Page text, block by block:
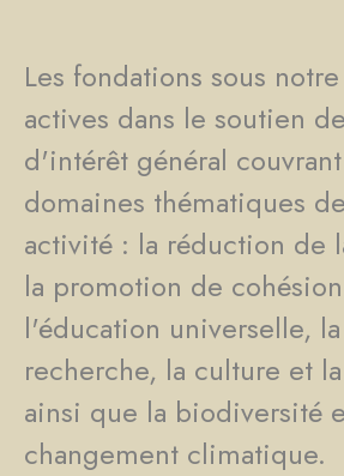
Les fondations sous
actives dans le soutien
d'intérêt général
domaines thématiques
activité : la réduction de
la promotion de
l'éducation universelle,
recherche, la culture et
ainsi que la biodiversité
changement climatique.